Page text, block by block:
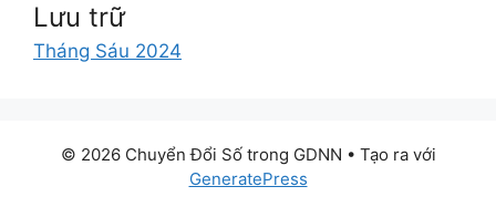
Lưu trữ
Tháng Sáu 2024
© 2026 Chuyển Đổi Số trong GDNN • Tạo ra với
GeneratePress